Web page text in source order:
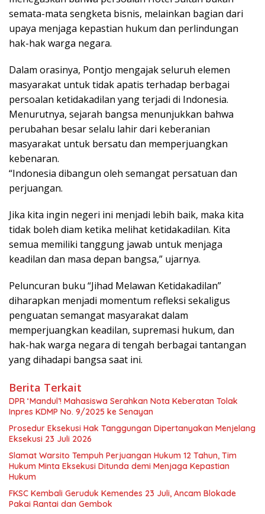
semata-mata sengketa bisnis, melainkan bagian dari
upaya menjaga kepastian hukum dan perlindungan
hak-hak warga negara.
Dalam orasinya, Pontjo mengajak seluruh elemen
masyarakat untuk tidak apatis terhadap berbagai
persoalan ketidakadilan yang terjadi di Indonesia.
Menurutnya, sejarah bangsa menunjukkan bahwa
perubahan besar selalu lahir dari keberanian
masyarakat untuk bersatu dan memperjuangkan
kebenaran.
“Indonesia dibangun oleh semangat persatuan dan
perjuangan.
Jika kita ingin negeri ini menjadi lebih baik, maka kita
tidak boleh diam ketika melihat ketidakadilan. Kita
semua memiliki tanggung jawab untuk menjaga
keadilan dan masa depan bangsa,” ujarnya.
Peluncuran buku “Jihad Melawan Ketidakadilan”
diharapkan menjadi momentum refleksi sekaligus
penguatan semangat masyarakat dalam
memperjuangkan keadilan, supremasi hukum, dan
hak-hak warga negara di tengah berbagai tantangan
yang dihadapi bangsa saat ini.
Berita Terkait
DPR ‘Mandul’! Mahasiswa Serahkan Nota Keberatan Tolak
Inpres KDMP No. 9/2025 ke Senayan
Prosedur Eksekusi Hak Tanggungan Dipertanyakan Menjelang
Eksekusi 23 Juli 2026
Slamat Warsito Tempuh Perjuangan Hukum 12 Tahun, Tim
Hukum Minta Eksekusi Ditunda demi Menjaga Kepastian
Hukum
FKSC Kembali Geruduk Kemendes 23 Juli, Ancam Blokade
Pakai Rantai dan Gembok